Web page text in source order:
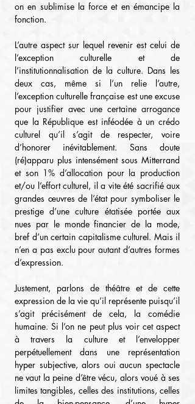
on en sublimise la force et en émancipe la
fonction.
L’autre aspect sur lequel revenir est celui de
l’exception culturelle et de
l’institutionnalisation de la culture. Dans les
deux cas, même si l’un relie l’autre,
l’exception culturelle française est une excuse
pour justifier avec une certaine arrogance
que la République est inféodée à un crédo
culturel qu’il s’agit de respecter, voire
d’honorer inévitablement. Sans doute
(ré)apparu plus intensément sous Mitterrand
et son 1% d’allocation pour la production
et/ou l’effort culturel, il a vite été sacrifié aux
grandes œuvres de l’état pour symboliser le
prestige d’une culture étatisée portée aux
nues par le monde financier de la mode,
bref d’un certain capitalisme culturel. Mais il
n’en a pas exclu pour autant d’autres formes
d’expression.
Justement, parlons de théâtre et de cette
expression de la vie qu’il représente puisqu’il
s’agit précisément de cela, la comédie
humaine. Si l’on ne peut plus voir cet aspect
à travers la culture et l’envelopper
perpétuellement dans une représentation
hyper subjective, alors oui aucun spectacle
ne vaut la peine d’être vécu, alors voué à ses
limites tangibles, celles des institutions, celles